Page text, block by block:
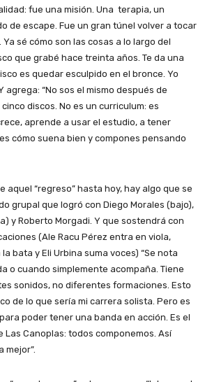
fue una misión. Una terapia, un
de escape. Fue un gran túnel volver a tocar
sé cómo son las cosas a lo largo del
que grabé hace treinta años. Te da una
es quedar esculpido en el bronce. Yo
agrega: “No sos el mismo después de
discos. No es un curriculum: es
aprende a usar el estudio, a tener
cómo suena bien y compones pensando
aquel “regreso” hasta hoy, hay algo que se
grupal que logró con Diego Morales (bajo),
y Roberto Morgadi. Y que sostendrá con
(Ale Racu Pérez entra en viola,
bata y Eli Urbina suma voces) “Se nota
o cuando simplemente acompaña. Tiene
sonidos, no diferentes formaciones. Esto
de lo que sería mi carrera solista. Pero es
poder tener una banda en acción. Es el
Las Canoplas: todos componemos. Así
mejor”.